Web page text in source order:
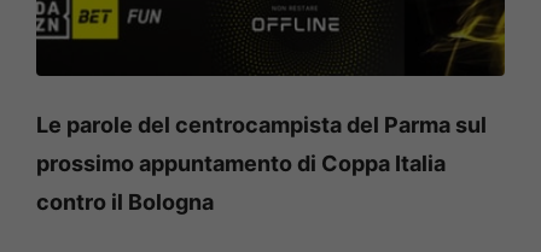
Le parole del centrocampista del Parma sul
prossimo appuntamento di Coppa Italia
contro il Bologna